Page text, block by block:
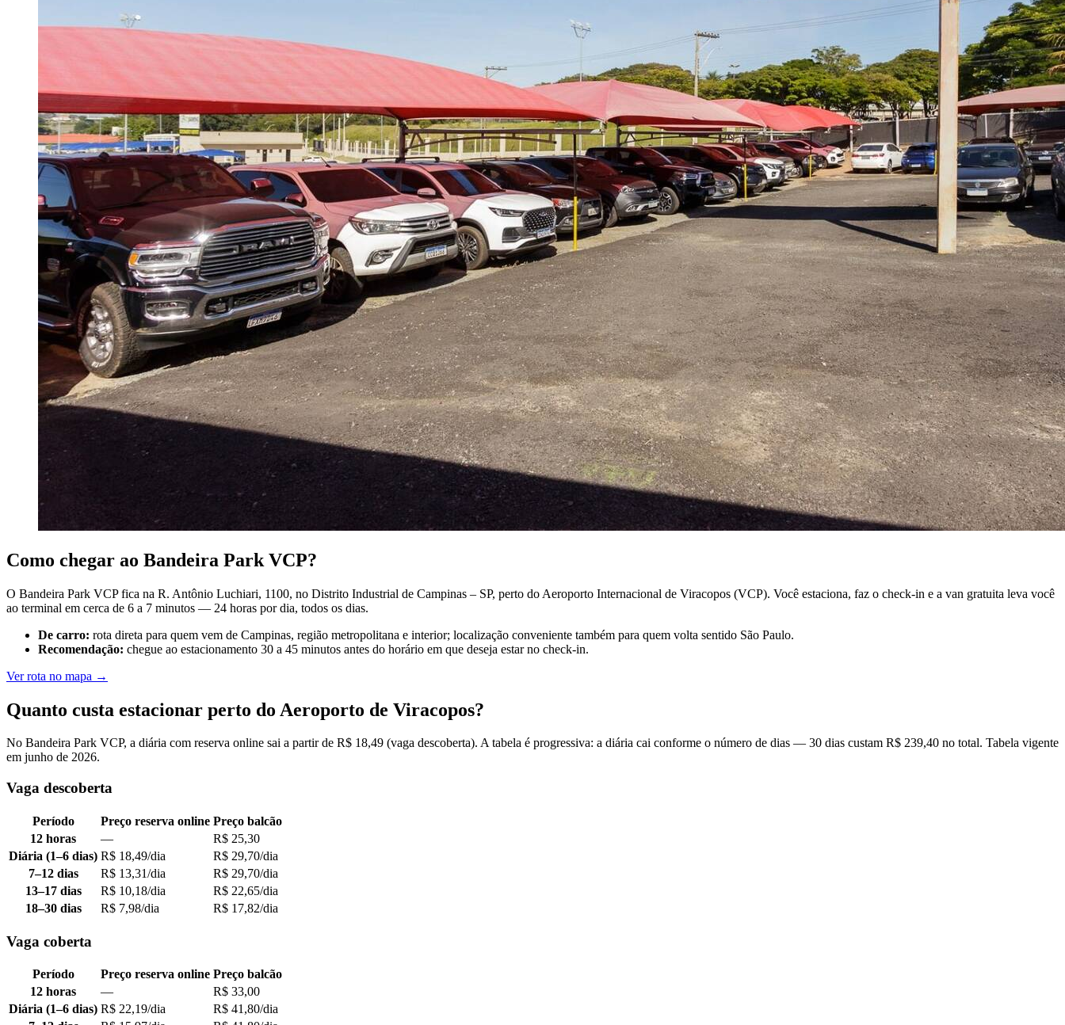
Como chegar ao Bandeira Park VCP?
O Bandeira Park VCP fica na R. Antônio Luchiari, 1100, no Distrito Industrial de Campinas – SP, perto do Aeroporto Internacional de Viracopos (VCP). Você estaciona, faz o check-in e a van gratuita leva você
ao terminal em cerca de 6 a 7 minutos — 24 horas por dia, todos os dias.
De carro: rota direta para quem vem de Campinas, região metropolitana e interior; localização conveniente também para quem volta sentido São Paulo.
Recomendação: chegue ao estacionamento 30 a 45 minutos antes do horário em que deseja estar no check-in.
Ver rota no mapa →
Quanto custa estacionar perto do Aeroporto de Viracopos?
No Bandeira Park VCP, a diária com reserva online sai a partir de R$ 18,49 (vaga descoberta). A tabela é progressiva: a diária cai conforme o número de dias — 30 dias custam R$ 239,40 no total. Tabela vigente
em junho de 2026.
Vaga descoberta
Período Preço reserva online Preço balcão
12 horas
—
R$ 25,30
Diária (1–6 dias) R$ 18,49/dia
R$ 29,70/dia
7–12 dias
R$ 13,31/dia
R$ 29,70/dia
13–17 dias
R$ 10,18/dia
R$ 22,65/dia
18–30 dias
R$ 7,98/dia R$ 17,82/dia
Vaga coberta
Período Preço reserva online Preço balcão
12 horas
—
R$ 33,00
Diária (1–6 dias) R$ 22,19/dia
R$ 41,80/dia